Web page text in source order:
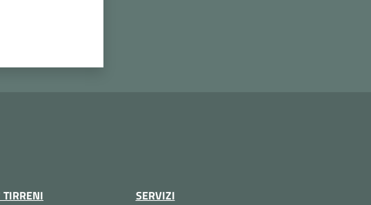
SERVIZI